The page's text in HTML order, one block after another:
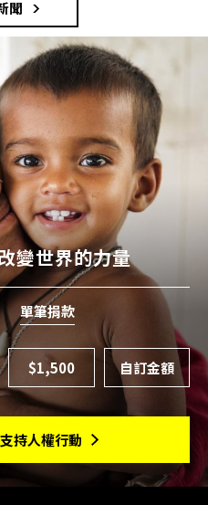
聞
變世界的力量
單筆捐款
$1,500
持人權行動